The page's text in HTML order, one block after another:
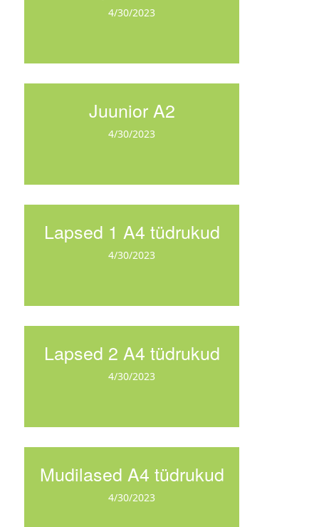
4/30/2023
Juunior A2
4/30/2023
Lapsed 1 A4 tüdrukud
4/30/2023
Lapsed 2 A4 tüdrukud
4/30/2023
Mudilased A4 tüdrukud
4/30/2023